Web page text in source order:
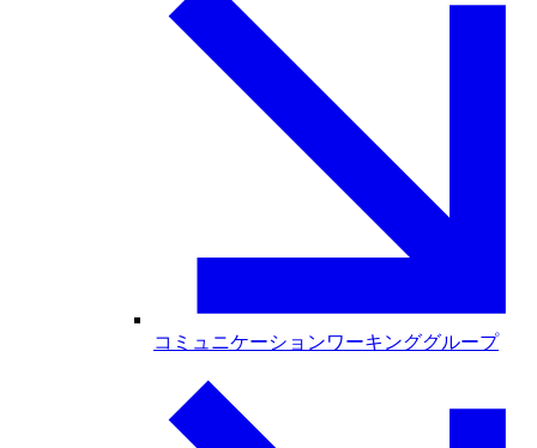
コミュニケーションワーキンググループ